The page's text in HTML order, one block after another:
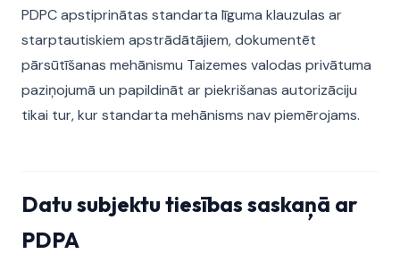
PDPC apstiprinātas standarta līguma klauzulas ar
starptautiskiem apstrādātājiem, dokumentēt
pārsūtīšanas mehānismu Taizemes valodas privātuma
paziņojumā un papildināt ar piekrišanas autorizāciju
tikai tur, kur standarta mehānisms nav piemērojams.
Datu subjektu tiesības saskaņā ar
PDPA